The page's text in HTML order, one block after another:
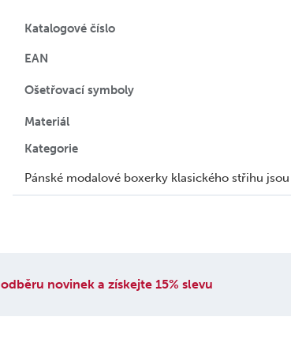
Katalogové číslo
EAN
Ošetřovací symboly
Materiál
Kategorie
Pánské modalové boxerky klasického střihu
odběru novinek a získejte 15% slevu